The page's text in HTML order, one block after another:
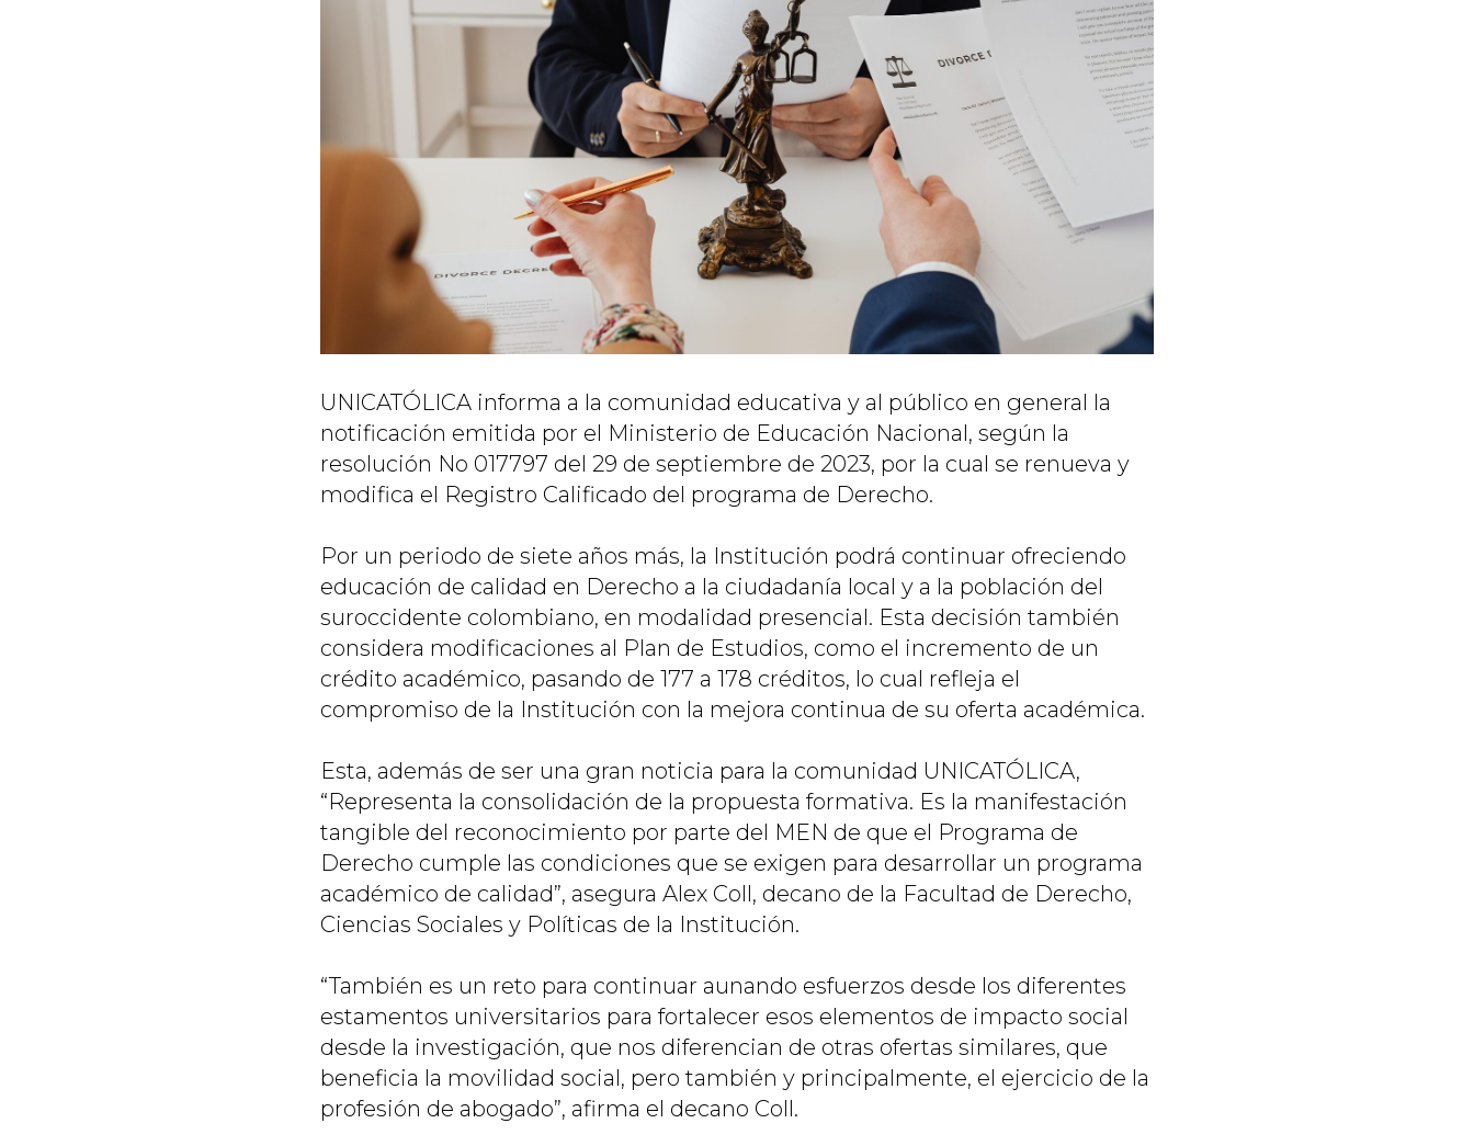
UNICATÓLICA informa a la comunidad educativa y al público en general la
notificación emitida por el Ministerio de Educación Nacional, según la
resolución No 017797 del 29 de septiembre de 2023, por la cual se renueva y
modifica el Registro Calificado del programa de Derecho.
Por un periodo de siete años más, la Institución podrá continuar ofreciendo
educación de calidad en Derecho a la ciudadanía local y a la población del
suroccidente colombiano, en modalidad presencial. Esta decisión también
considera modificaciones al Plan de Estudios, como el incremento de un
crédito académico, pasando de 177 a 178 créditos, lo cual refleja el
compromiso de la Institución con la mejora continua de su oferta académica.
Esta, además de ser una gran noticia para la comunidad UNICATÓLICA,
“Representa la consolidación de la propuesta formativa. Es la manifestación
tangible del reconocimiento por parte del MEN de que el Programa de
Derecho cumple las condiciones que se exigen para desarrollar un programa
académico de calidad”, asegura Alex Coll, decano de la Facultad de Derecho,
Ciencias Sociales y Políticas de la Institución.
“También es un reto para continuar aunando esfuerzos desde los diferentes
estamentos universitarios para fortalecer esos elementos de impacto social
desde la investigación, que nos diferencian de otras ofertas similares, que
beneficia la movilidad social, pero también y principalmente, el ejercicio de la
profesión de abogado”, afirma el decano Coll.